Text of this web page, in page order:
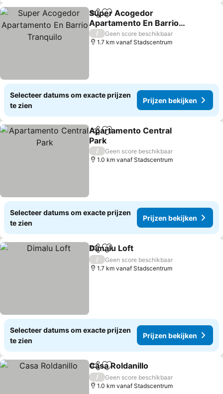
DelenToevoegen aan favorieten
Super Acogedor
Apartamento En Barrio
Tranquilo
/
Geen score beschikbaar
1.7 km vanaf Stadscentrum
Selecteer datums om exacte prijzen
te zien
Prijzen bekijken
DelenToevoegen aan favorieten
Apartamento Central
Park
/
Geen score beschikbaar
1.0 km vanaf Stadscentrum
Selecteer datums om exacte prijzen
te zien
Prijzen bekijken
DelenToevoegen aan favorieten
Dimalu Loft
/
Geen score beschikbaar
1.7 km vanaf Stadscentrum
Selecteer datums om exacte prijzen
te zien
Prijzen bekijken
DelenToevoegen aan favorieten
Casa Roldanillo
/
Geen score beschikbaar
1.0 km vanaf Stadscentrum